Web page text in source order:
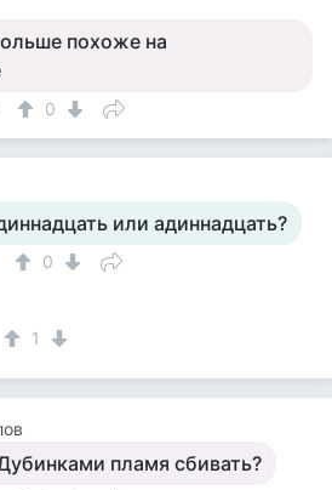
похоже на
0
или адиннадцать?
0
1
пламя сбивать?